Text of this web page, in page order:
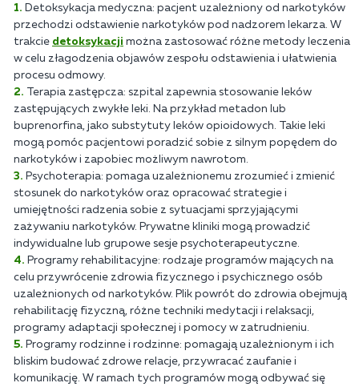
Detoksykacja medyczna: pacjent uzależniony od narkotyków
przechodzi odstawienie narkotyków pod nadzorem lekarza. W
trakcie detoksykacji można zastosować różne metody leczenia
w celu złagodzenia objawów zespołu odstawienia i ułatwienia
procesu odmowy.
Terapia zastępcza: szpital zapewnia stosowanie leków
zastępujących zwykłe leki. Na przykład metadon lub
buprenorfina, jako substytuty leków opioidowych. Takie leki
mogą pomóc pacjentowi poradzić sobie z silnym popędem do
narkotyków i zapobiec możliwym nawrotom.
Psychoterapia: pomaga uzależnionemu zrozumieć i zmienić
stosunek do narkotyków oraz opracować strategie i
umiejętności radzenia sobie z sytuacjami sprzyjającymi
zażywaniu narkotyków. Prywatne kliniki mogą prowadzić
indywidualne lub grupowe sesje psychoterapeutyczne.
Programy rehabilitacyjne: rodzaje programów mających na
celu przywrócenie zdrowia fizycznego i psychicznego osób
uzależnionych od narkotyków. Plik powrót do zdrowia obejmują
rehabilitację fizyczną, różne techniki medytacji i relaksacji,
programy adaptacji społecznej i pomocy w zatrudnieniu.
Programy rodzinne i rodzinne: pomagają uzależnionym i ich
bliskim budować zdrowe relacje, przywracać zaufanie i
komunikację. W ramach tych programów mogą odbywać się